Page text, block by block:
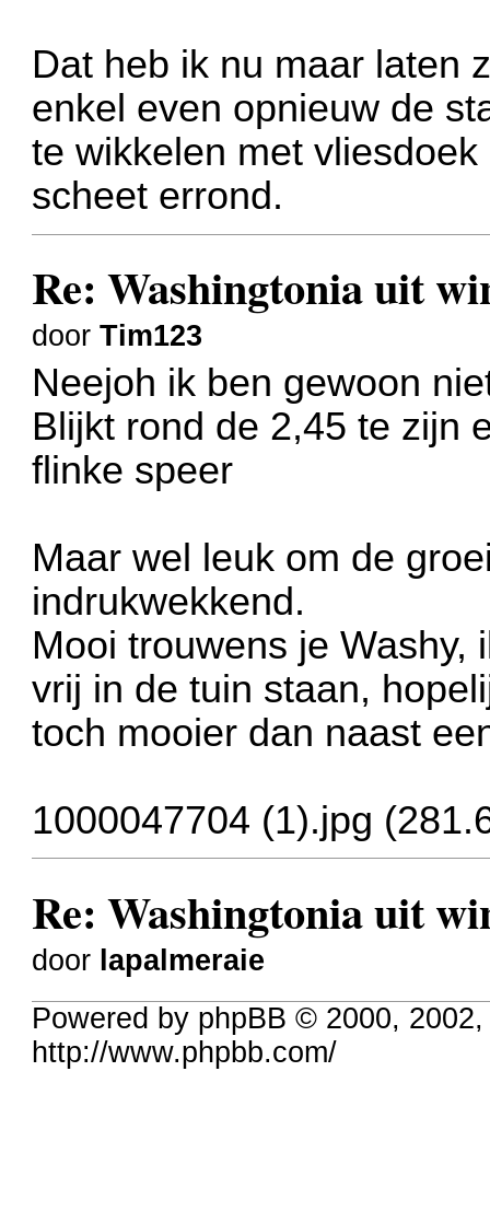
Dat heb ik nu maar laten
enkel even opnieuw de
te wikkelen met
scheet errond.
Re: Washingtonia uit
doorTim123
Neejoh ik ben gewoon
Blijkt rond de 2,45 te zijn
flinke speer
Maar wel leuk om de
indrukwekkend.
Mooi trouwens je Washy,
vrij in de tuin staan,
toch mooier dan naast
1000047704 (1).jpg
Re: Washingtonia uit
door lapalmeraie
Powered by phpBB © 2000,
http://www.phpbb.com/